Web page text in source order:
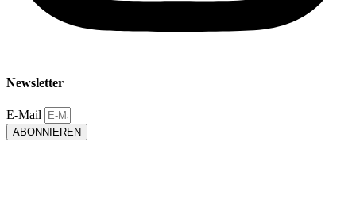
Newsletter
E-Mail
ABONNIEREN